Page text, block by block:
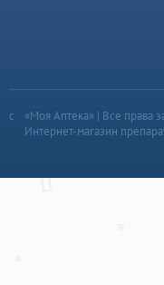
«Моя Аптека» | Все права
Интернет-магазин